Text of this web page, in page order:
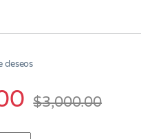
deseos
$3,000.00